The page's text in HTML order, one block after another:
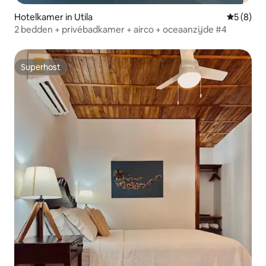
Hotelkamer in Utila
5 (8)
2 bedden + privébadkamer + airco + oceaanzijde #4
Superhost
Superhost